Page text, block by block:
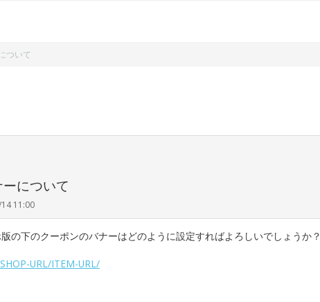
ついて
について
11:00
の下のクーポンのバナーはどのように設定すればよろしいでしょうか？
URL/ITEM-URL/